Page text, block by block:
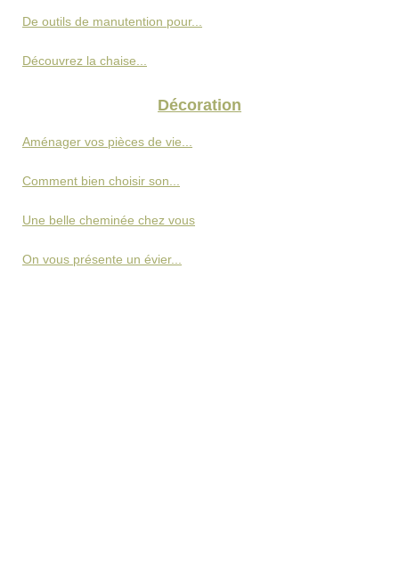
De outils de manutention pour...
Découvrez la chaise...
Décoration
Aménager vos pièces de vie...
Comment bien choisir son...
Une belle cheminée chez vous
On vous présente un évier...